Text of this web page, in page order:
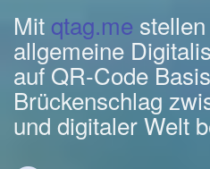
Mit qtag.me
allgemeine
auf QR-Code
Brückenschlag
und digitaler Welt